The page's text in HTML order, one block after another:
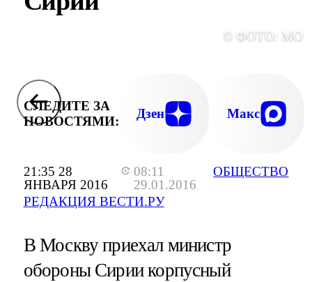
21:35 28
ЯНВАРЯ 2016
08:11
29.01.2016
РЕДАКЦИЯ ВЕСТИ.РУ
ОБЩЕСТВО
© ФОТО: МО
СЛЕДИТЕ ЗА
НОВОСТЯМИ:
Дзен Макс
В Москву приехал министр
обороны Сирии корпусный